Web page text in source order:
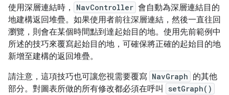
使用深層連結時， NavController 會自動為深層連結目的
地建構返回堆疊。如果使用者前往深層連結，然後一直往回
瀏覽，則會在某個時間點到達起始目的地。使用先前範例中
所述的技巧來覆寫起始目的地，可確保將正確的起始目的地
新增至建構的返回堆疊。
請注意，這項技巧也可讓您視需要覆寫 NavGraph 的其他
部分。對圖表所做的所有修改都必須在呼叫
setGraph()